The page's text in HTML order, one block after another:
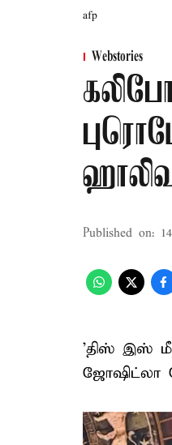
afp
Webstories
Published on:
'திஸ் இஸ்
ஜோஷிட்லா